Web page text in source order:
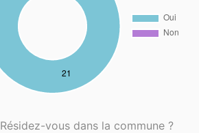
Résidez-vous dans la commune ?